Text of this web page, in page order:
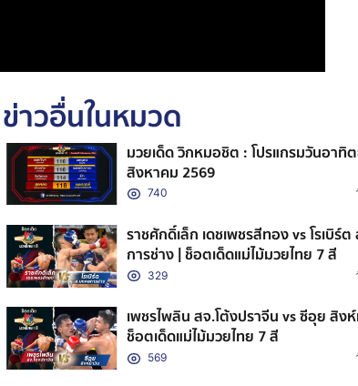
ข่าวอื่นในหมวด
มวยเด็ด วิกหมอชิต : โปรแกรมวันอาทิ
สิงหาคม 2569
740
ราชศักดิ์เล็ก เดชเพชรสีทอง vs โรเบิร์
การช่าง | ช็อตเด็ดแม่ไม้มวยไทย 7 สี
329
เพชรไพลิน สจ.โต้งปราจีน vs ซีอุย สิง
ช็อตเด็ดแม่ไม้มวยไทย 7 สี
569